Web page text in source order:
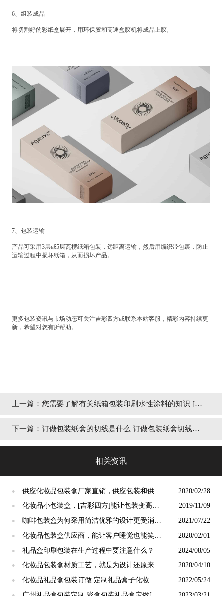
6、组装成品
将切割好的彩纸盒展开，用环保胶和高速盒胶机将成品上胶。
7、包装运输
产品可采用3层或5层瓦楞纸箱包装，远距离运输，然后用编织带包裹，防止
运输过程中损坏纸箱，从而损坏产品。
更多包装资讯与市场动态可关注吉彩四方或联系本站客服，精彩内容持续更
新，希望对您有所帮助。
上一篇： 您需要了解有关纸箱包装印刷水性涂料的知识 [吉
彩四方]
下一篇： 订做包装纸盒的切线是什么 订做包装纸盒切线工
相关资讯
●
供应化妆品包装盒厂家直销，供应包装和供应
质量[吉彩四方]
2020/02/28
●
化妆品小包装盒，[吉彩四方]能让包装变高端
的工艺推荐
2019/11/09
●
咖啡包装盒为何采用简洁优雅的设计更受消费
者欢迎 [吉彩四方]厂家分享
2021/07/22
●
化妆品包装盒供应商，能让客户睡觉也能笑醒
[吉彩四方]
2020/02/01
● 礼品盒印刷包装在生产过程中要注意什么？ 2024/08/05
●
化妆品包装盒材质工艺，就是为设计还原来提
供服务[吉彩四方]
2020/04/10
●
化妆品礼品盒包装订做 定制礼品盒子化妆品
盒[吉彩四方]
2022/05/24
●